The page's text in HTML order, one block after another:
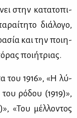
στην κα­τα­το­πι­
διά­λο­γο,
και την ποι­η­
ποι­ή­τριας.
του 1916», «Η λύ­
ρό­δου (1919)»,
«Του μέλ­λο­ντος